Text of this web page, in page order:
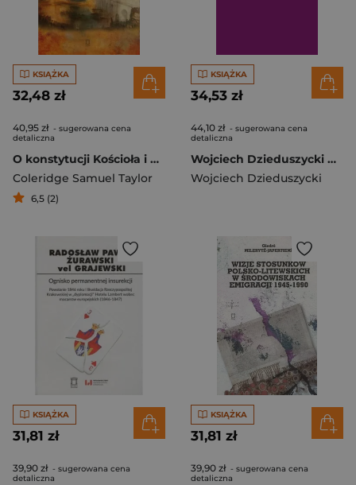
KSIĄŻKA
32,48 zł
40,95 zł - sugerowana cena
detaliczna
O konstytucji Kościoła i państwa Wybór pism
Coleridge Samuel Taylor
6,5 (2)
KSIĄŻKA
34,53 zł
44,10 zł - sugerowana cena
detaliczna
Wojciech Dzieduszycki Wybór Pism
Wojciech Dzieduszycki
KSIĄŻKA
31,81 zł
39,90 zł - sugerowana cena
detaliczna
KSIĄŻKA
31,81 zł
39,90 zł - sugerowana cena
detaliczna